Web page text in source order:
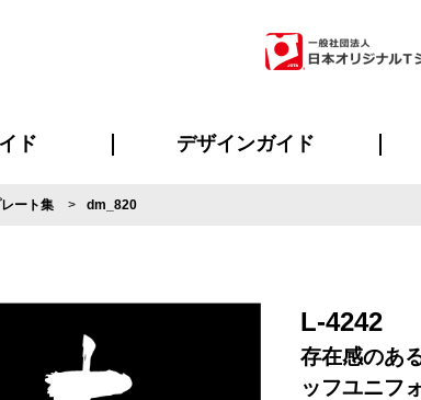
ド
へ
ついて
ージ
について
ついて
リット
問
デザインガイド
ート集 dm_820
L-4242
存在感のあ
ッフユニフ